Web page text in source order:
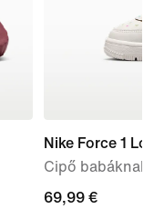
Nike Force 1 Low
Cipő babáknak
69,99
69,99 €